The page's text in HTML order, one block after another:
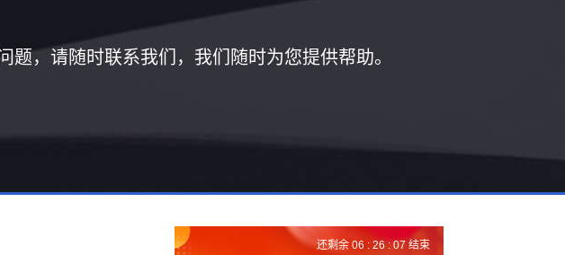
，请随时联系我们，我们随时为您提供帮助。
还剩余 06 : 26 :06 结束